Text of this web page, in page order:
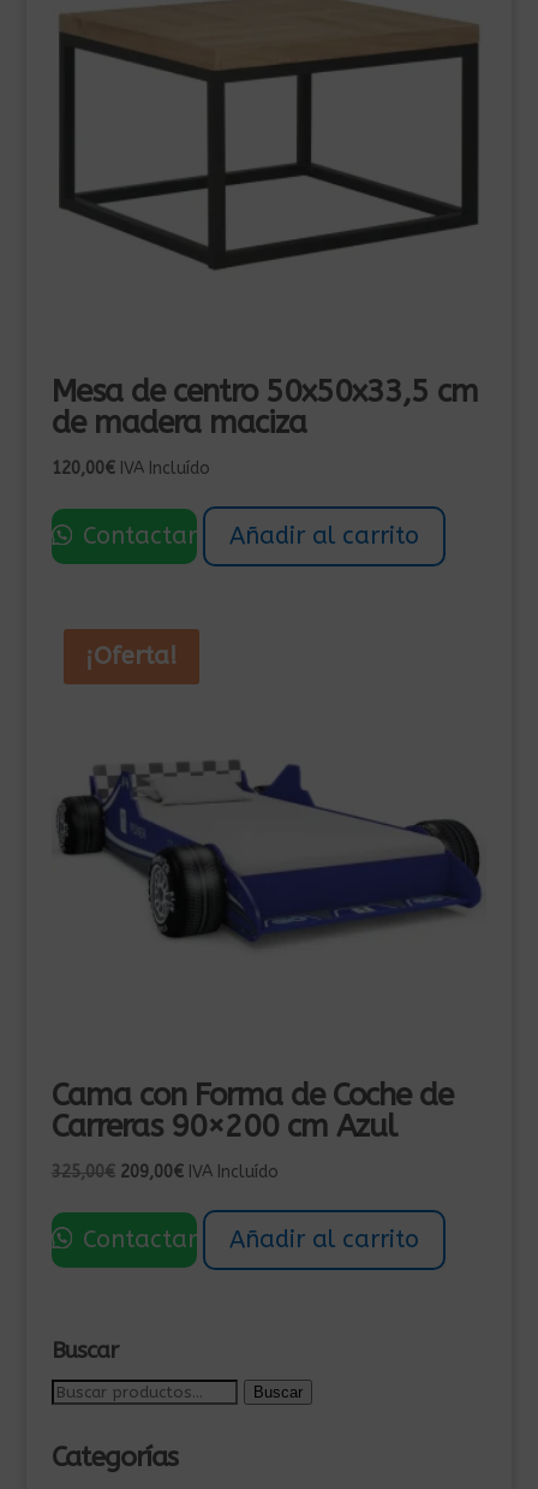
Mesa de centro 50x50x33,5 cm
de madera maciza
120,00€ IVA Incluído
Contactar Añadir al carrito
¡Oferta!
Cama con Forma de Coche de
Carreras 90×200 cm Azul
325,00€ El
original
era:
209,00€El
actual
es:
IVA Incluído
Contactar Añadir al carrito
Buscar
Buscar
Buscar
Categorías